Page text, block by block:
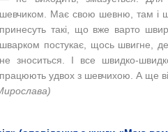
шевчиком. Має свою шевню, там і
принесуть такі, що вже варто
шварком постукає, щось швигне,
не зноситься. І все швидко-
працюють удвох з шевчихою. А ще